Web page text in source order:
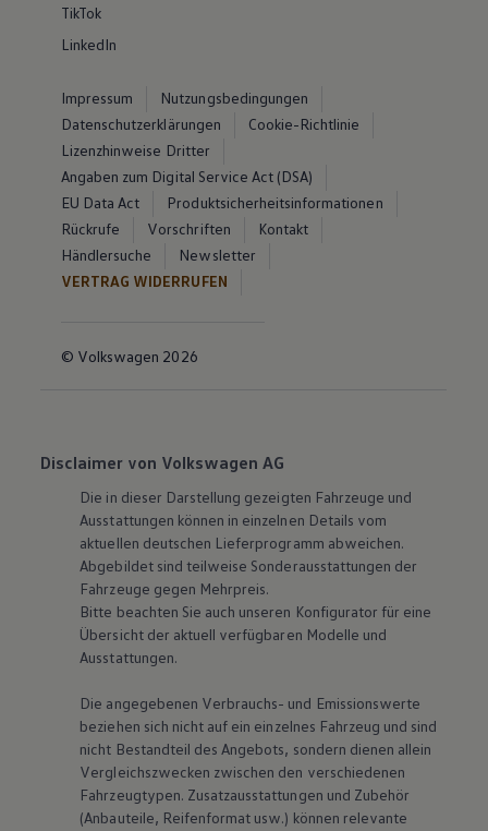
TikTok
LinkedIn
Impressum
Nutzungsbedingungen
Datenschutzerklärungen
Cookie-Richtlinie
Lizenzhinweise Dritter
Angaben zum Digital Service Act (DSA)
EU Data Act
Produktsicherheitsinformationen
Rückrufe
Vorschriften
Kontakt
Händlersuche
Newsletter
VERTRAG WIDERRUFEN
© Volkswagen 2026
Disclaimer von Volkswagen AG
Die in dieser Darstellung gezeigten Fahrzeuge und
Ausstattungen können in einzelnen Details vom
aktuellen deutschen Lieferprogramm abweichen.
Abgebildet sind teilweise Sonderausstattungen der
Fahrzeuge gegen Mehrpreis.
Bitte beachten Sie auch unseren Konfigurator für eine
Übersicht der aktuell verfügbaren Modelle und
Ausstattungen.
Die angegebenen Verbrauchs- und Emissionswerte
beziehen sich nicht auf ein einzelnes Fahrzeug und sind
nicht Bestandteil des Angebots, sondern dienen allein
Vergleichszwecken zwischen den verschiedenen
Fahrzeugtypen. Zusatzausstattungen und Zubehör
(Anbauteile, Reifenformat usw.) können relevante